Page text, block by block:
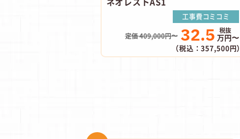
工事費コミコミ
定価 409,000円〜 32.5 万円〜
（税込：357,500円）